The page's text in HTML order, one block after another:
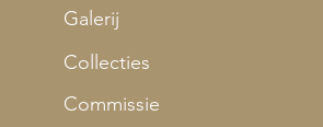
Galerij
Collecties
Commissie